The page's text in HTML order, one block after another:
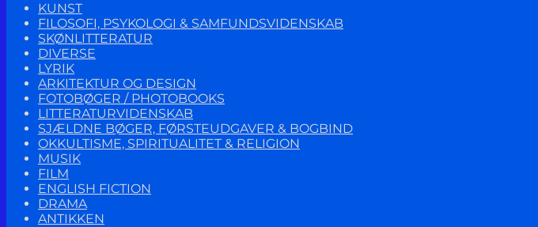
KUNST
FILOSOFI, PSYKOLOGI & SAMFUNDSVIDENSKAB
SKØNLITTERATUR
DIVERSE
LYRIK
ARKITEKTUR OG DESIGN
FOTOBØGER / PHOTOBOOKS
LITTERATURVIDENSKAB
SJÆLDNE BØGER, FØRSTEUDGAVER & BOGBIND
OKKULTISME, SPIRITUALITET & RELIGION
MUSIK
FILM
ENGLISH FICTION
DRAMA
ANTIKKEN